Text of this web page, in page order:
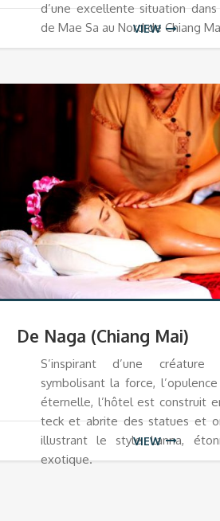
d’une excellente situation
de Mae Sa au Nord de Chiang
VIEW
De Naga (Chiang Mai)
S’inspirant d’une créature
symbolisant la force,
éternelle, l’hôtel est construit
teck et abrite des statues et
illustrant le style Lanna,
exotique.
VIEW